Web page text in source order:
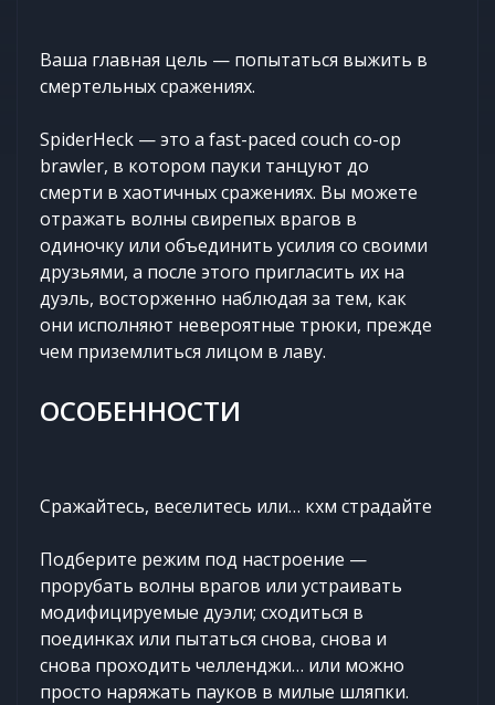
Ваша главная цель — попытаться выжить в
смертельных сражениях.
SpiderHeck — это a fast-paced couch co-op
brawler, в котором пауки танцуют до
смерти в хаотичных сражениях. Вы можете
отражать волны свирепых врагов в
одиночку или объединить усилия со своими
друзьями, а после этого пригласить их на
дуэль, восторженно наблюдая за тем, как
они исполняют невероятные трюки, прежде
чем приземлиться лицом в лаву.
ОСОБЕННОСТИ
Сражайтесь, веселитесь или… кхм страдайте
Подберите режим под настроение —
прорубать волны врагов или устраивать
модифицируемые дуэли; сходиться в
поединках или пытаться снова, снова и
снова проходить челленджи… или можно
просто наряжать пауков в милые шляпки.